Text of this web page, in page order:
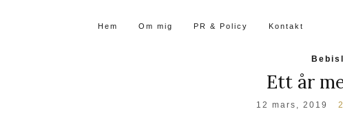
Hem Om mig PR & Policy Kontakt
Ett år
12 mars, 2019